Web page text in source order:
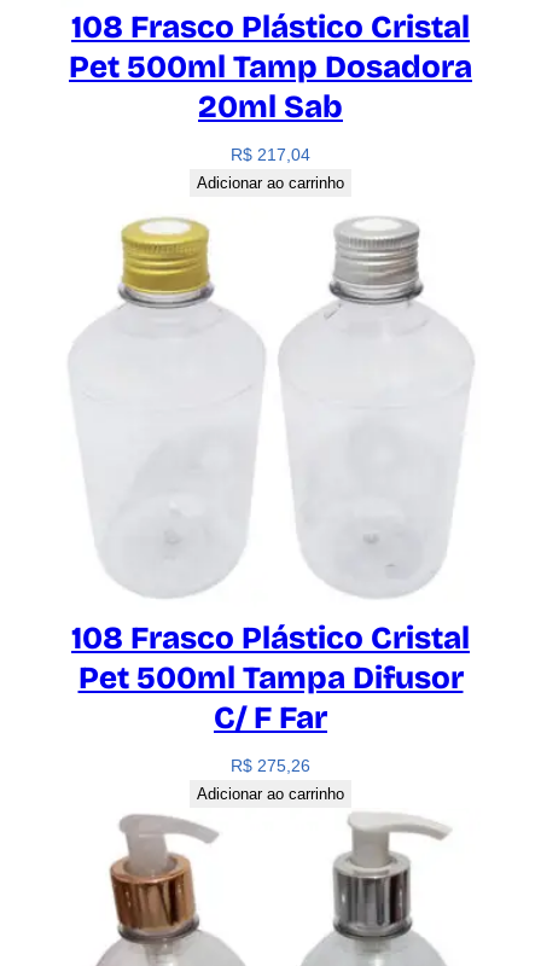
108 Frasco Plástico Cristal
Pet 500ml Tamp Dosadora
20ml Sab
R$ 217,04
Adicionar ao carrinho
108 Frasco Plástico Cristal
Pet 500ml Tampa Difusor
C/ F Far
R$ 275,26
Adicionar ao carrinho